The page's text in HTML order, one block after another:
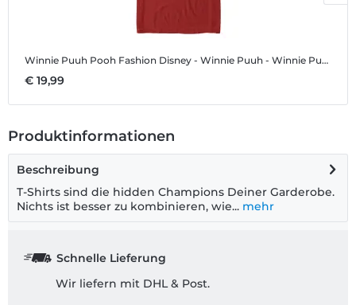
Winnie Puuh Pooh Fashion Disney - Winnie Puuh - Winnie Puuh Pooh Fashion - Männer T-Shirt
€ 19,99
Produktinformationen
Beschreibung
T-Shirts sind die hidden Champions Deiner Garderobe.
Nichts ist besser zu kombinieren, wie... mehr
Schnelle Lieferung
Wir liefern mit DHL & Post.